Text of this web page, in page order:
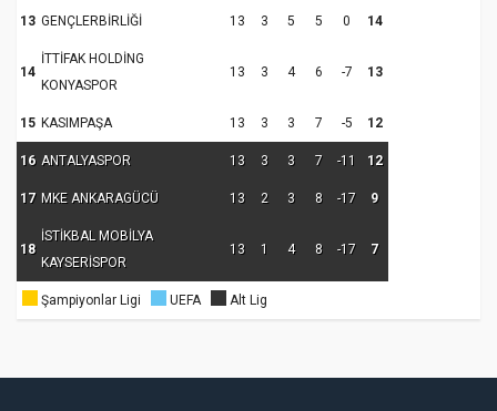
13 GENÇLERBİRLİĞİ 13 3 5 5 0 14
14
İTTİFAK HOLDİNG
KONYASPOR
13 3 4 6 -7 13
15 KASIMPAŞA 13 3 3 7 -5 12
16 ANTALYASPOR 13 3 3 7 -11 12
17 MKE ANKARAGÜCÜ 13 2 3 8 -17 9
18
İSTİKBAL MOBİLYA
KAYSERİSPOR
13 1 4 8 -17 7
Şampiyonlar Ligi UEFA Alt Lig